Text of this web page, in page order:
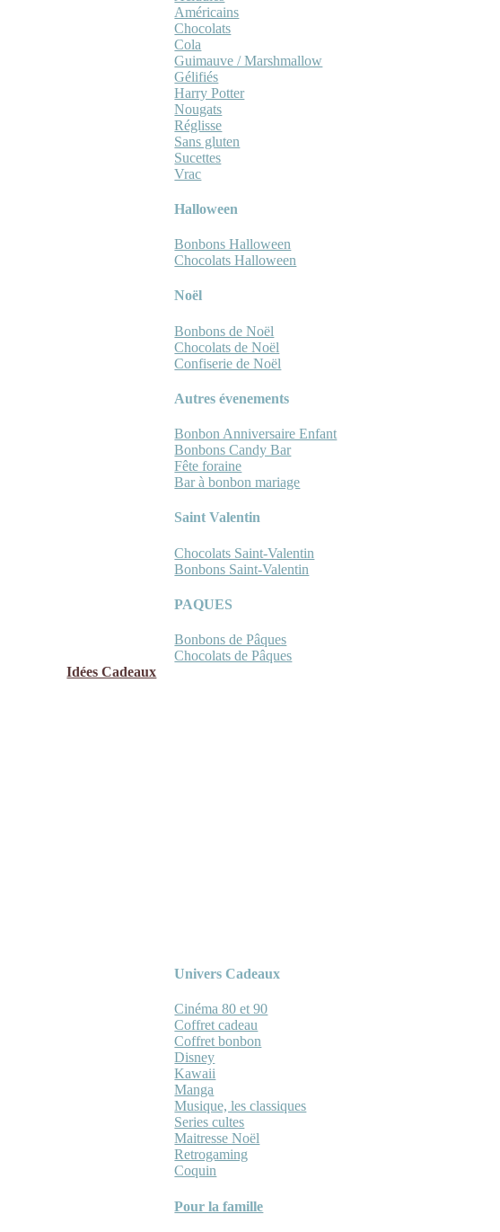
Américains
Chocolats
Cola
Guimauve / Marshmallow
Gélifiés
Harry Potter
Nougats
Réglisse
Sans gluten
Sucettes
Vrac
Halloween
Bonbons Halloween
Chocolats Halloween
Noël
Bonbons de Noël
Chocolats de Noël
Confiserie de Noël
Autres évenements
Bonbon Anniversaire Enfant
Bonbons Candy Bar
Fête foraine
Bar à bonbon mariage
Saint Valentin
Chocolats Saint-Valentin
Bonbons Saint-Valentin
PAQUES
Bonbons de Pâques
Chocolats de Pâques
Idées Cadeaux
Univers Cadeaux
Cinéma 80 et 90
Coffret cadeau
Coffret bonbon
Disney
Kawaii
Manga
Musique, les classiques
Series cultes
Maitresse Noël
Retrogaming
Coquin
Pour la famille